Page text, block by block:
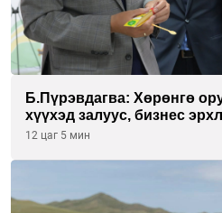
Б.Пүрэвдагва: Хөрөнгө
хүүхэд залуус, бизнес
инкубатор төвүүдийг
12 цаг 5 мин